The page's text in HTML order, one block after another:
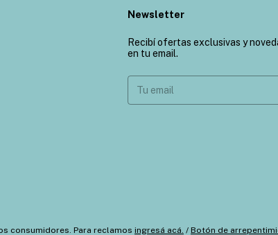
Newsletter
Recibí ofertas exclusivas y
en tu email.
consumidores. Para reclamos ingresá acá. / Botón de